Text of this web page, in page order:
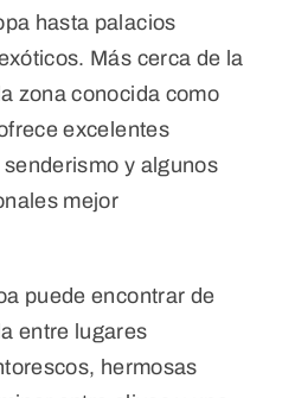
hasta palacios
Más cerca de la
zona conocida como
excelentes
y algunos
mejor
puede encontrar de
entre lugares
hermosas